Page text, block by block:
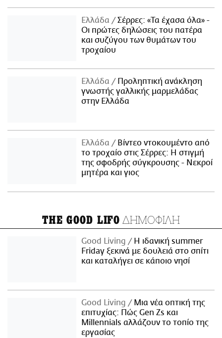
Ελλάδα
Σέρρες: «Τα έχασα όλα» -
Οι πρώτες δηλώσεις του πατέρα
και συζύγου των θυμάτων του
τροχαίου
Ελλάδα
Προληπτική ανάκληση
γνωστής γαλλικής μαρμελάδας
στην Ελλάδα
Ελλάδα
Βίντεο ντοκουμέντο από
το τροχαίο στις Σέρρες: Η στιγμή
της σφοδρής σύγκρουσης - Νεκροί
μητέρα και γιος
THE GOOD LIFO ΔΗΜΟΦΙΛΗ
Good Living
Η ιδανική summer
Friday ξεκινά με δουλειά στο σπίτι
και καταλήγει σε κάποιο νησί
Good Living
Μια νέα οπτική της
επιτυχίας: Πώς Gen Zs και
Millennials αλλάζουν το τοπίο της
εργασίας